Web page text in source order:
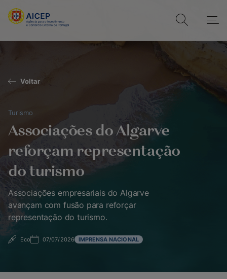
Voltar
Turismo
Associações do Algarve
reforçam representação
do turismo
Associações empresariais do Algarve
avançam com fusão para reforçar
representação do turismo.
Eco 07/07/2026 IMPRENSA NACIONAL